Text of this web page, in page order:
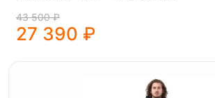
43 500 ₽
27 390 ₽